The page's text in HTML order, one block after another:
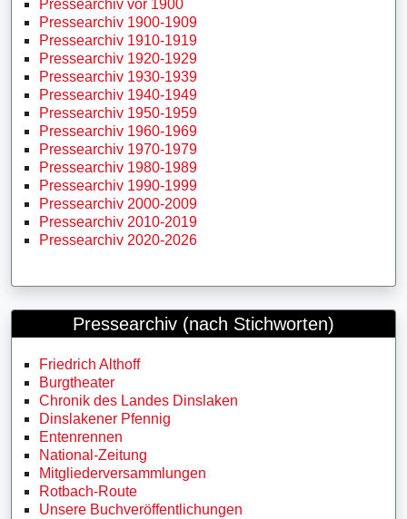
Pressearchiv vor 1900
Pressearchiv 1900-1909
Pressearchiv 1910-1919
Pressearchiv 1920-1929
Pressearchiv 1930-1939
Pressearchiv 1940-1949
Pressearchiv 1950-1959
Pressearchiv 1960-1969
Pressearchiv 1970-1979
Pressearchiv 1980-1989
Pressearchiv 1990-1999
Pressearchiv 2000-2009
Pressearchiv 2010-2019
Pressearchiv 2020-2026
Pressearchiv (nach Stichworten)
Friedrich Althoff
Burgtheater
Chronik des Landes Dinslaken
Dinslakener Pfennig
Entenrennen
National-Zeitung
Mitgliederversammlungen
Rotbach-Route
Unsere Buchveröffentlichungen